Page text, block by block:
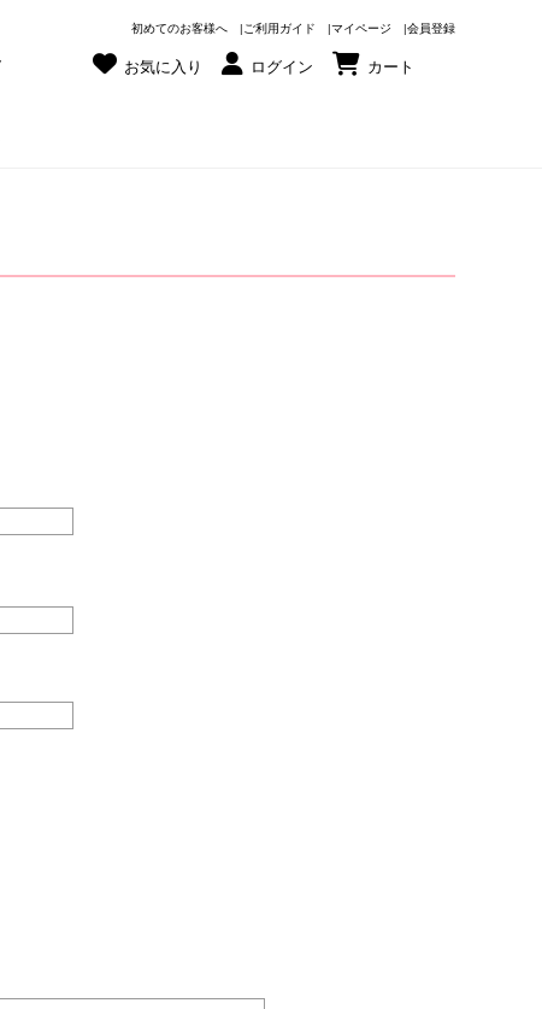
初めてのお客様へ ご利用ガイド マイページ 会員登録
お気に入り ログイン カート